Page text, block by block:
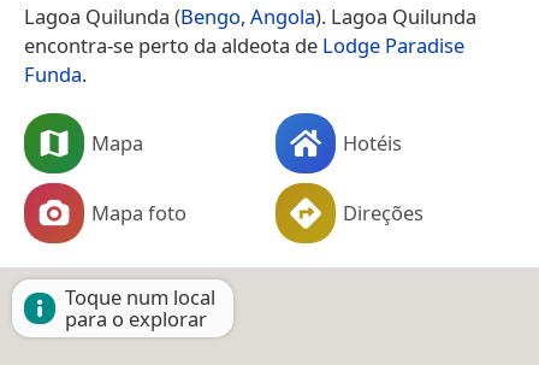
Lagoa Quilunda (Bengo, Angola). Lagoa Quilunda
encontra-se perto da aldeota de Lodge Paradise
Funda.
Mapa Hotéis
Mapa foto Direções
Toque num local
para o explorar